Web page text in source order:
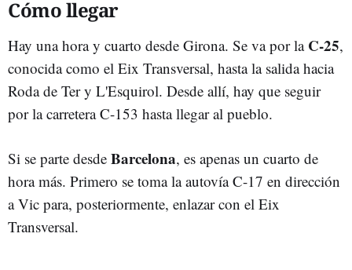
Cómo llegar
Hay una hora y cuarto desde Girona. Se va por la C-25,
conocida como el Eix Transversal, hasta la salida hacia
Roda de Ter y L'Esquirol. Desde allí, hay que seguir
por la carretera C-153 hasta llegar al pueblo.
Si se parte desde Barcelona, es apenas un cuarto de
hora más. Primero se toma la autovía C-17 en dirección
a Vic para, posteriormente, enlazar con el Eix
Transversal.